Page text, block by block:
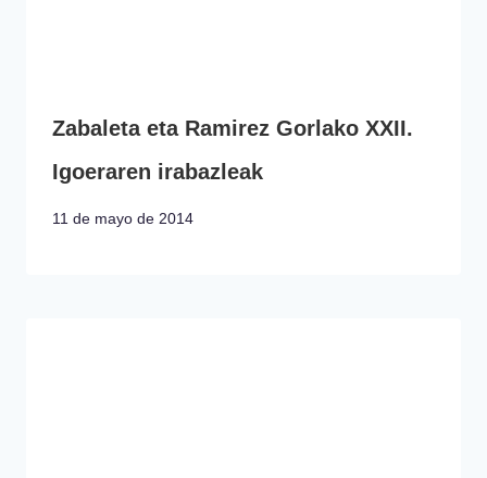
Zabaleta eta Ramirez Gorlako XXII.
Igoeraren irabazleak
11 de mayo de 2014